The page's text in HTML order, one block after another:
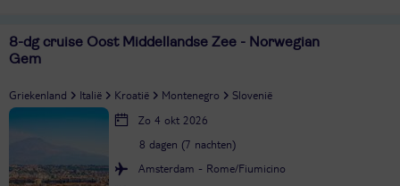
8-dg cruise Oost Middellandse Zee - Norwegian
Gem
Griekenland Italië Kroatië Montenegro
Slovenië
Zo 4 okt 2026
8 dagen (7 nachten)
Amsterdam - Rome/Fiumicino